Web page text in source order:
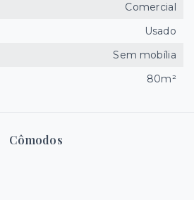
Cômodos
Comercial
Usado
Sem mobília
80m²